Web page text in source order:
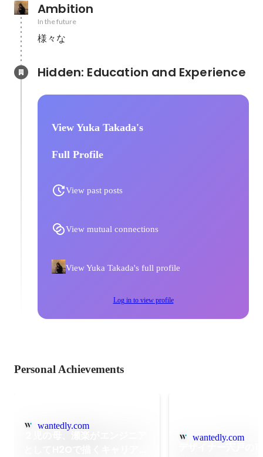
Ambition
In the future
様々な
View Yuka Takada's
Full Profile
View past posts
View mutual connections
View Yuka Takada's full profile
Log in to view profile
Personal Achievements
wantedly.com
wantedly.com